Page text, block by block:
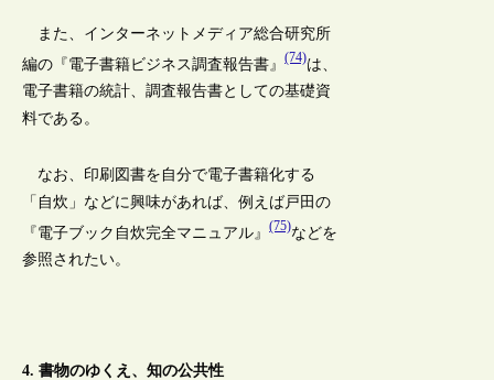
また、インターネットメディア総合研究所
編の『電子書籍ビジネス調査報告書』(74)は、
電子書籍の統計、調査報告書としての基礎資
料である。
なお、印刷図書を自分で電子書籍化する
「自炊」などに興味があれば、例えば戸田の
『電子ブック自炊完全マニュアル』(75)などを
参照されたい。
4. 書物のゆくえ、知の公共性